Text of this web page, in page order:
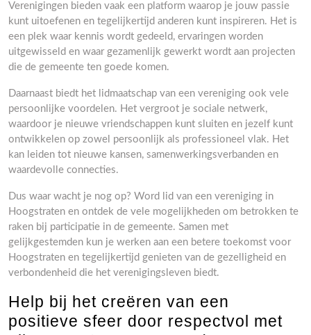
Verenigingen bieden vaak een platform waarop je jouw passie
kunt uitoefenen en tegelijkertijd anderen kunt inspireren. Het is
een plek waar kennis wordt gedeeld, ervaringen worden
uitgewisseld en waar gezamenlijk gewerkt wordt aan projecten
die de gemeente ten goede komen.
Daarnaast biedt het lidmaatschap van een vereniging ook vele
persoonlijke voordelen. Het vergroot je sociale netwerk,
waardoor je nieuwe vriendschappen kunt sluiten en jezelf kunt
ontwikkelen op zowel persoonlijk als professioneel vlak. Het
kan leiden tot nieuwe kansen, samenwerkingsverbanden en
waardevolle connecties.
Dus waar wacht je nog op? Word lid van een vereniging in
Hoogstraten en ontdek de vele mogelijkheden om betrokken te
raken bij participatie in de gemeente. Samen met
gelijkgestemden kun je werken aan een betere toekomst voor
Hoogstraten en tegelijkertijd genieten van de gezelligheid en
verbondenheid die het verenigingsleven biedt.
Help bij het creëren van een
positieve sfeer door respectvol met